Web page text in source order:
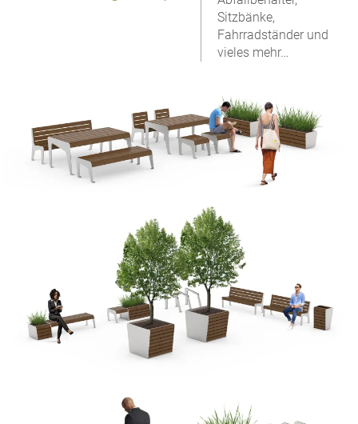
Sitzbänke,
Fahrradständer und
vieles mehr…